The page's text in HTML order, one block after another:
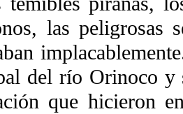
las peligrosas
del río Orinoco y
que hicieron